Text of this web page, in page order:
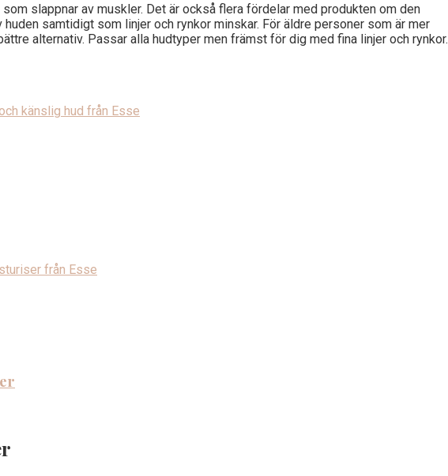
slappnar av muskler. Det är också flera fördelar med produkten om den
samtidigt som linjer och rynkor minskar. För äldre personer som är mer
alternativ. Passar alla hudtyper men främst för dig med fina linjer och rynkor.